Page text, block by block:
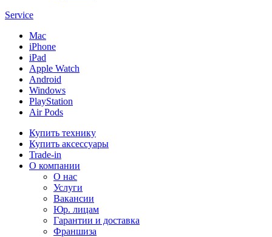
Service
Mac
iPhone
iPad
Apple Watch
Android
Windows
PlayStation
Air Pods
Купить технику
Купить аксессуары
Trade-in
О компании
О нас
Услуги
Вакансии
Юр. лицам
Гарантии и доставка
Франшиза